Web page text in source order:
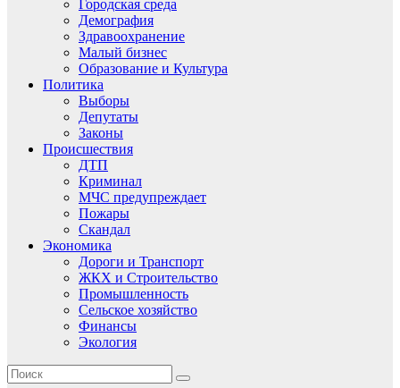
Городская среда
Демография
Здравоохранение
Малый бизнес
Образование и Культура
Политика
Выборы
Депутаты
Законы
Происшествия
ДТП
Криминал
МЧС предупреждает
Пожары
Скандал
Экономика
Дороги и Транспорт
ЖКХ и Строительство
Промышленность
Сельское хозяйство
Финансы
Экология